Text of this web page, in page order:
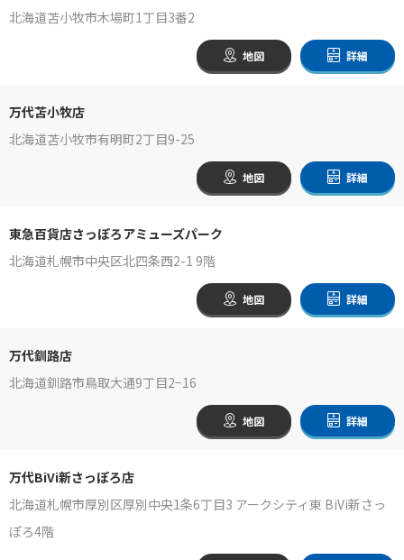
北海道苫小牧市木場町1丁目3番2
地図 詳細
万代苫小牧店
北海道苫小牧市有明町2丁目9-25
地図 詳細
東急百貨店さっぽろアミューズパーク
北海道札幌市中央区北四条西2-1 9階
地図 詳細
万代釧路店
北海道釧路市鳥取大通9丁目2−16
地図 詳細
万代BiVi新さっぽろ店
北海道札幌市厚別区厚別中央1条6丁目3 アークシティ東 BiVi新さっ
ぽろ4階